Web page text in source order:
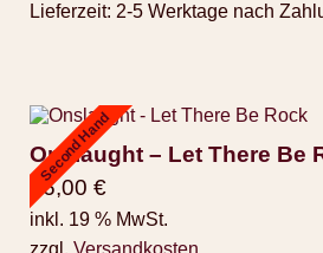
Lieferzeit: 2-5 Werktage nach
Second Hand
Onslaught – Let There Be
16,00 €
inkl. 19 % MwSt.
zzgl. Versandkosten